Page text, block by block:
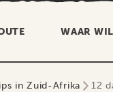
WAAR
in Zuid-Afrika 12